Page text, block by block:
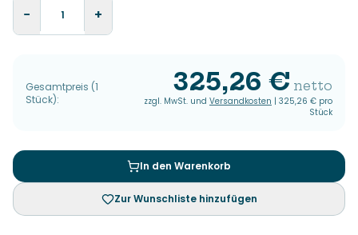
− +
Gesamtpreis (1
Stück):
325,26 € netto
zzgl. MwSt. und Versandkosten | 325,26 € pro
Stück
In den Warenkorb
Zur Wunschliste hinzufügen